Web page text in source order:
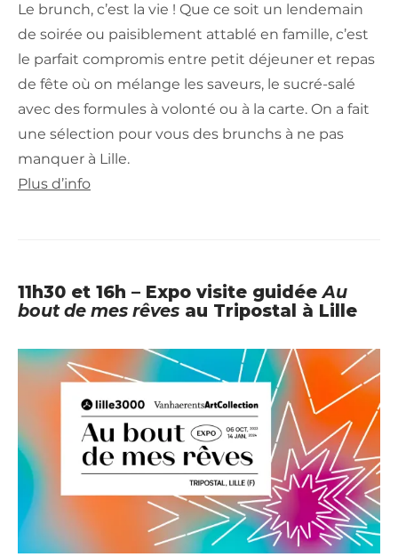
Le brunch, c’est la vie ! Que ce soit un lendemain
de soirée ou paisiblement attablé en famille, c’est
le parfait compromis entre petit déjeuner et repas
de fête où on mélange les saveurs, le sucré-salé
avec des formules à volonté ou à la carte. On a fait
une sélection pour vous des brunchs à ne pas
manquer à Lille.
Plus d’info
11h30 et 16h – Expo visite guidéeAu
bout de mes rêves au Tripostal à Lille